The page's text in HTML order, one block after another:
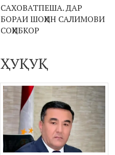
САХОВАТПЕША. ДАР
БОРАИ ШОҲИН САЛИМОВИ
СОҲИБКОР
ҲУҚУҚ